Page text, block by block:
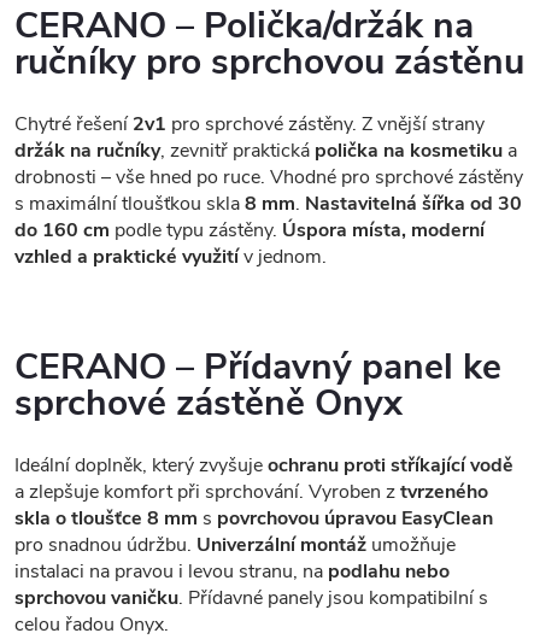
CERANO – Polička/držák na
ručníky pro sprchovou zástěnu
Chytré řešení2v1 pro sprchové zástěny. Z vnější strany
držák na ručníky, zevnitř praktická polička na kosmetiku a
drobnosti – vše hned po ruce. Vhodné pro sprchové zástěny
s maximální tloušťkou skla8 mm. Nastavitelná šířka od 30
do 160 cm podle typu zástěny. Úspora místa, moderní
vzhled a praktické využitív jednom.
CERANO – Přídavný panel ke
sprchové zástěně Onyx
Ideální doplněk, který zvyšujeochranu proti stříkající vodě
a zlepšuje komfort při sprchování. Vyroben ztvrzeného
skla o tloušťce 8 mm s povrchovou úpravou EasyClean
pro snadnou údržbu. Univerzální montáž umožňuje
instalaci na pravou i levou stranu, na podlahu nebo
sprchovou vaničku. Přídavné panely jsou kompatibilní s
celou řadou Onyx.